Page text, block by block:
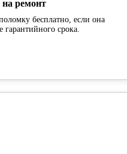
ремонт
бесплатно, если она
гарантийного срока.